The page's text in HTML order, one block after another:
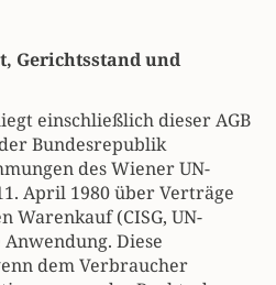
Gerichtsstand und
einschließlich dieser AGB
Bundesrepublik
des Wiener UN-
April 1980 über Verträge
Warenkauf (CISG, UN-
Diese
dem Verbraucher